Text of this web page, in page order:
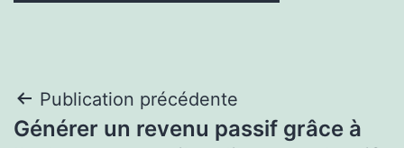
Navigation
Publication précédente
Générer un revenu passif grâce à